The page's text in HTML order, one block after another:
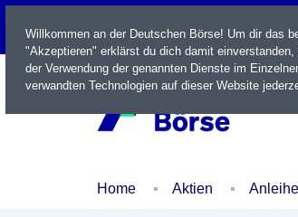
LIVE
Home Aktien
Willkommen an der Deutschen Börse! Um dir das
"Akzeptieren" erklärst du dich damit
der Verwendung der genannten Dienste im
verwandten Technologien auf dieser Website